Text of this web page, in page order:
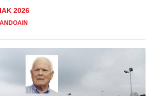
2026
ANDOAIN